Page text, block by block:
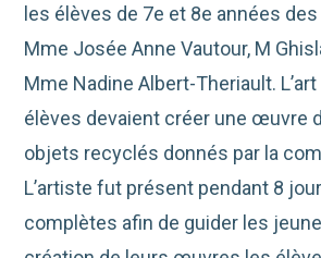
les élèves de 7e et 8e années
Mme Josée Anne Vautour, M
Mme Nadine Albert-Theriault.
élèves devaient créer une œuvre
objets recyclés donnés par la
L’artiste fut présent pendant 8
complètes afin de guider les